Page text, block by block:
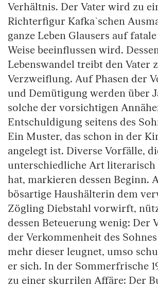
Verhältnis. Der Vater wird zu
Richterfigur Kafka`schen
ganze Leben Glausers auf
Weise beeinflussen wird.
Lebenswandel treibt den Vater
Verzweiflung. Auf Phasen der
und Demütigung werden über
solche der vorsichtigen
Entschuldigung seitens des
Ein Muster, das schon in der
angelegt ist. Diverse Vorfälle,
unterschiedliche Art
hat, markieren dessen Beginn.
bösartige Haushälterin dem
Zögling Diebstahl vorwirft,
dessen Beteuerung wenig: Der
der Verkommenheit des
mehr dieser leugnet, umso
er sich. In der Sommerfrische
zu einer skurrilen Affäre: Der